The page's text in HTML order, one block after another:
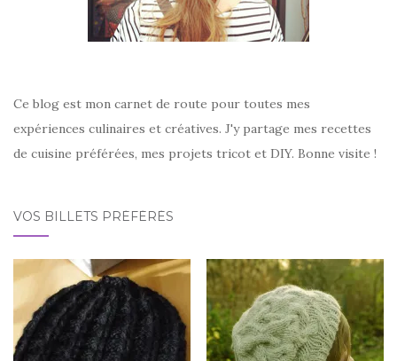
Ce blog est mon carnet de route pour toutes mes
expériences culinaires et créatives. J'y partage mes recettes
de cuisine préférées, mes projets tricot et DIY. Bonne visite !
VOS BILLETS PRÉFÉRÉS